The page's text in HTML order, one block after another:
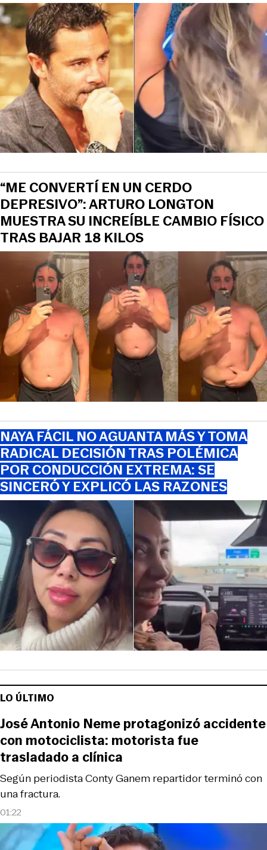
“ME CONVERTÍ EN UN CERDO
DEPRESIVO”: ARTURO LONGTON
MUESTRA SU INCREÍBLE CAMBIO FÍSICO
TRAS BAJAR 18 KILOS
NAYA FÁCIL NO AGUANTA MÁS Y TOMA
RADICAL DECISIÓN TRAS POLÉMICA
POR CONDUCCIÓN EXTREMA: SE
SINCERÓ Y EXPLICÓ LAS RAZONES
LO ÚLTIMO
01:22
Según periodista Conty Ganem repartidor terminó con
una fractura.
José Antonio Neme protagonizó accidente
con motociclista: motorista fue
trasladado a clínica